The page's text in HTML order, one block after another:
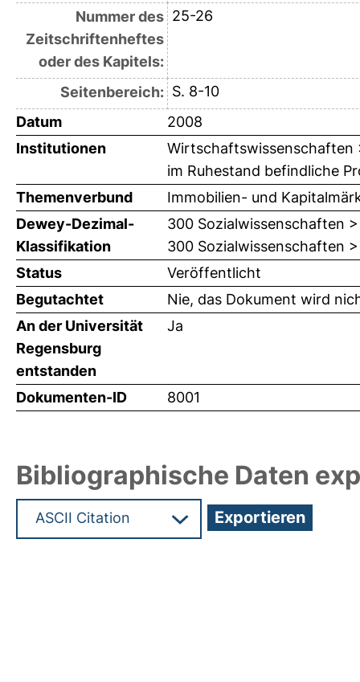
Nummer des
Zeitschriftenheftes
oder des Kapitels:
25-26
Seitenbereich: S. 8-10
Datum
2008
Institutionen
im Ruhestand befindliche
Themenverbund
Immobilien- und
Dewey-Dezimal-
Klassifikation
300 Sozialwissenschaften
300 Sozialwissenschaften
Status
Veröffentlicht
Begutachtet
Nie, das Dokument wird
An der Universität
Regensburg
entstanden
Ja
Dokumenten-ID 8001
Bibliographische Daten